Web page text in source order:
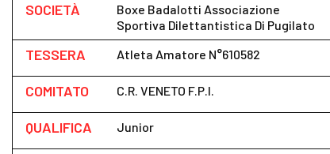
SOCIETÀ
Boxe Badalotti Associazione
Sportiva Dilettantistica Di Pugilato
TESSERA Atleta Amatore N°610582
COMITATO C.R. VENETO F.P.I.
QUALIFICA Junior